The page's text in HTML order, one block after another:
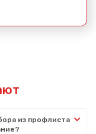
из профлиста